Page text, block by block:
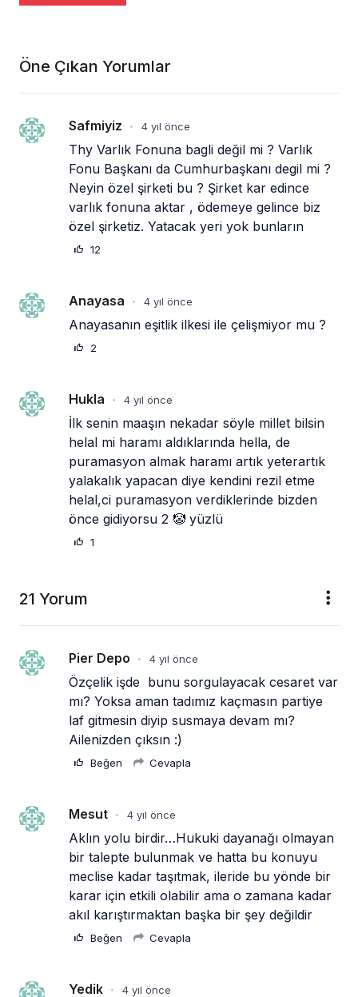
Öne Çıkan Yorumlar
Safmiyiz • 4 yıl önce
Thy Varlık Fonuna bagli değil mi ? Varlık
Fonu Başkanı da Cumhurbaşkanı degil mi ?
Neyin özel şirketi bu ? Şirket kar edince
varlık fonuna aktar , ödemeye gelince biz
özel şirketiz. Yatacak yeri yok bunların
12
Anayasa • 4 yıl önce
Anayasanın eşitlik ilkesi ile çelişmiyor mu ?
2
Hukla • 4 yıl önce
İlk senin maaşın nekadar söyle millet bilsin
helal mi haramı aldıklarında hella, de
puramasyon almak haramı artık yeterartık
yalakalık yapacan diye kendini rezil etme
helal,ci puramasyon verdiklerinde bizden
önce gidiyorsu 2 🤡 yüzlü
1
21 Yorum
Pier Depo • 4 yıl önce
Özçelik işde  bunu sorgulayacak cesaret var
mı? Yoksa aman tadımız kaçmasın partiye
laf gitmesin diyip susmaya devam mı?
Ailenizden çıksın :)
Beğen Cevapla
Mesut • 4 yıl önce
Aklın yolu birdir…Hukuki dayanağı olmayan
bir talepte bulunmak ve hatta bu konuyu
meclise kadar taşıtmak, ileride bu yönde bir
karar için etkili olabilir ama o zamana kadar
akıl karıştırmaktan başka bir şey değildir
Beğen Cevapla
Yedik • 4 yıl önce